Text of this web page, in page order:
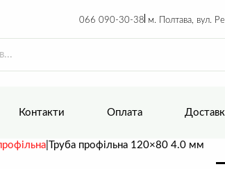
066 090-30-38 м. Полтава, вул.
Контакти Оплата
| Труба профільна 120×80 4.0 мм